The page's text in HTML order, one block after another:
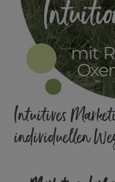
Intuitives
individuellen